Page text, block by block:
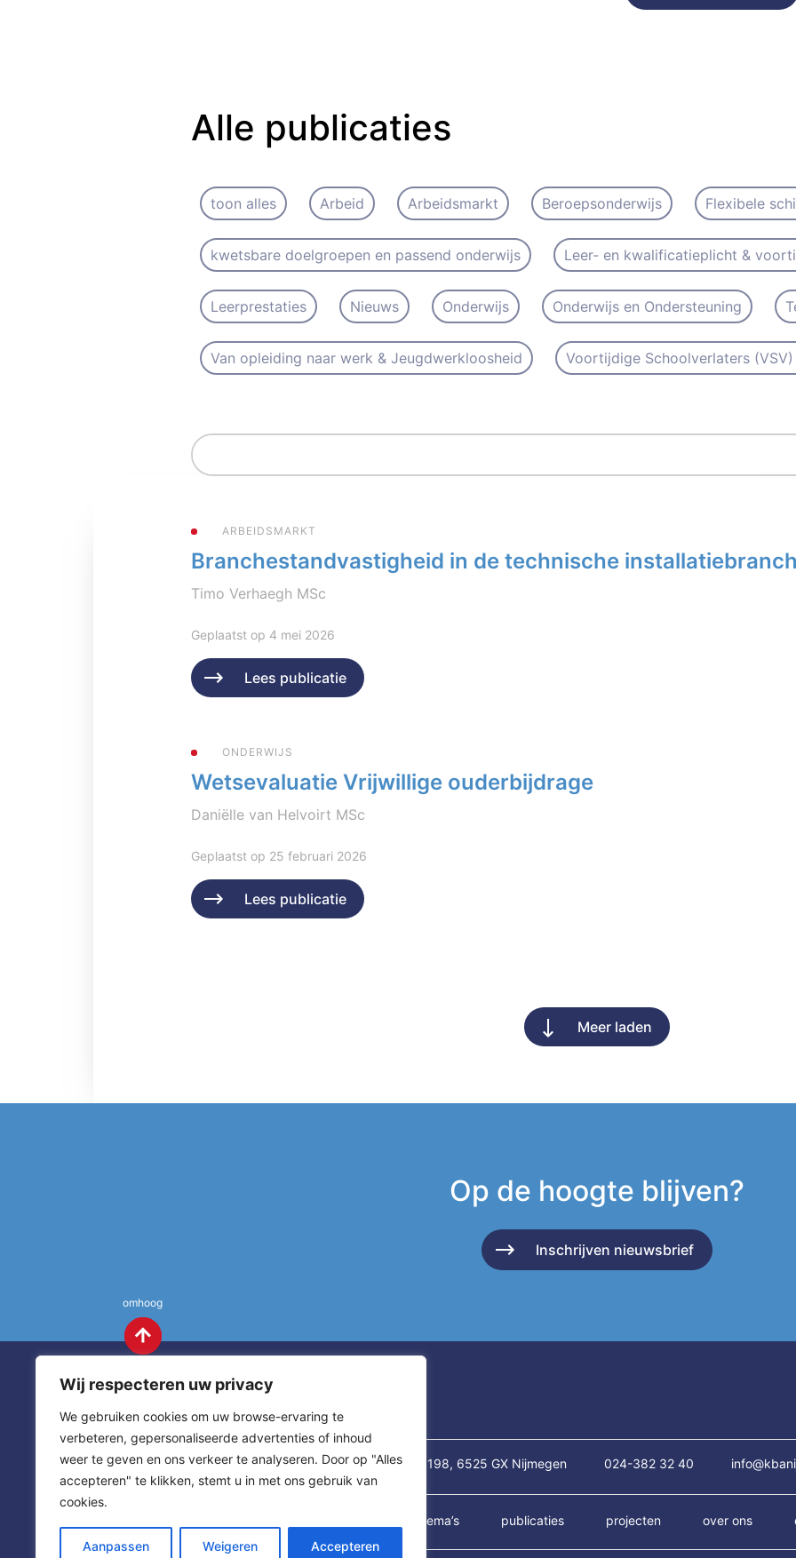
Wij respecteren uw privacy
We gebruiken cookies om uw browse-ervaring te
verbeteren, gepersonaliseerde advertenties of inhoud
weer te geven en ons verkeer te analyseren. Door op "Alles
accepteren" te klikken, stemt u in met ons gebruik van
cookies.
Aanpassen Weigeren Accepteren
Alle publicaties
toon alles Arbeid Arbeidsmarkt Beroepsonderwijs Flexibele
kwetsbare doelgroepen en passend onderwijs Leer- en kwalificatieplicht &
Leerprestaties Nieuws Onderwijs Onderwijs en Ondersteuning
Van opleiding naar werk & Jeugdwerkloosheid Voortijdige Schoolverlaters
ARBEIDSMARKT
Branchestandvastigheid in de technische
Timo Verhaegh MSc
Geplaatst op 4 mei 2026
Lees publicatie
ONDERWIJS
Wetsevaluatie Vrijwillige ouderbijdrage
Daniëlle van Helvoirt MSc
Geplaatst op 25 februari 2026
Lees publicatie
Meer laden
Op de hoogte blijven?
Inschrijven nieuwsbrief
omhoog
Contact St. Annastraat 198, 6525 GX Nijmegen 024-382 32 40
thema’s publicaties projecten over ons